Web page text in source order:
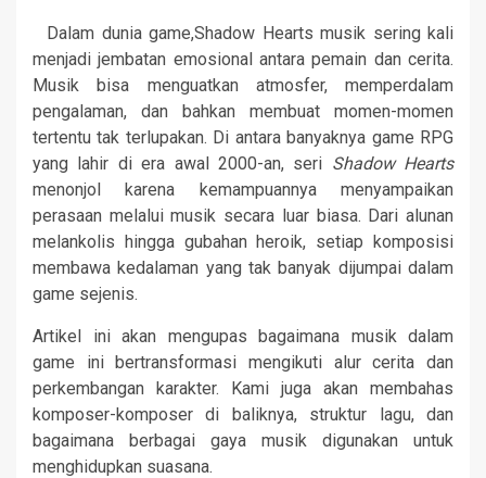
Dalam dunia game,Shadow Hearts musik sering kali
menjadi jembatan emosional antara pemain dan cerita.
Musik bisa menguatkan atmosfer, memperdalam
pengalaman, dan bahkan membuat momen-momen
tertentu tak terlupakan. Di antara banyaknya game RPG
yang lahir di era awal 2000-an, seri Shadow Hearts
menonjol karena kemampuannya menyampaikan
perasaan melalui musik secara luar biasa. Dari alunan
melankolis hingga gubahan heroik, setiap komposisi
membawa kedalaman yang tak banyak dijumpai dalam
game sejenis.
Artikel ini akan mengupas bagaimana musik dalam
game ini bertransformasi mengikuti alur cerita dan
perkembangan karakter. Kami juga akan membahas
komposer-komposer di baliknya, struktur lagu, dan
bagaimana berbagai gaya musik digunakan untuk
menghidupkan suasana.